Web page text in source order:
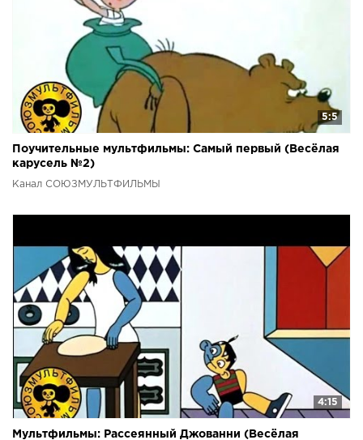
5:5
Поучительные мультфильмы: Самый первый (Весёлая
карусель №2)
Канал СОЮЗМУЛЬТФИЛЬМЫ
4:15
Мультфильмы: Рассеянный Джованни (Весёлая